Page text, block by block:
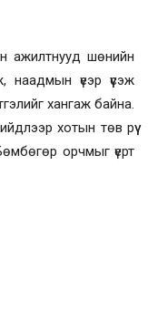
ажилтнууд шөнийн
наадмын үеэр үүсэж
хангаж байна.
хотын төв рүү
орчмыг үерт